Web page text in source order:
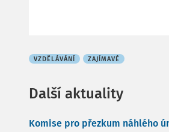
VZDĚLÁVÁNÍ ZAJÍMAVÉ
Další aktuality
Komise pro přezkum náhlého